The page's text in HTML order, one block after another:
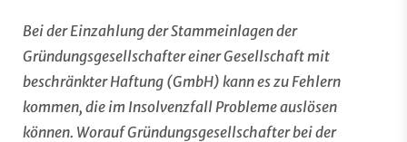
Bei der Einzahlung der Stammeinlagen der
Gründungsgesellschafter einer Gesellschaft mit
beschränkter Haftung (GmbH) kann es zu Fehlern
kommen, die im Insolvenzfall Probleme auslösen
können. Worauf Gründungsgesellschafter bei der